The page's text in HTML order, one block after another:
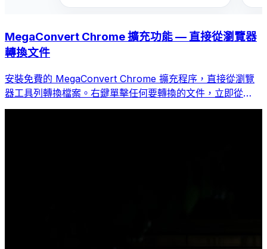
MegaConvert Chrome 擴充功能 — 直接從瀏覽器
轉換文件
安裝免費的 MegaConvert Chrome 擴充程序，直接從瀏覽
器工具列轉換檔案。右鍵單擊任何要轉換的文件，立即從
Chrome 存取所有工具。